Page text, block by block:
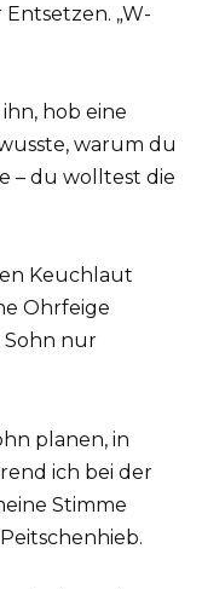
„W-
hob eine
warum du
– du wolltest die
Keuchlaut
Ohrfeige
Sohn nur
planen, in
ich bei der
Stimme